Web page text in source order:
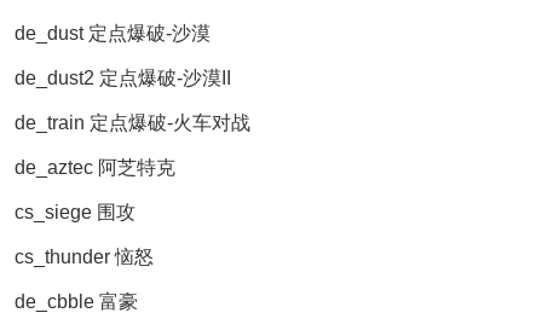
de_dust 定点爆破-沙漠
de_dust2 定点爆破-沙漠II
de_train 定点爆破-火车对战
de_aztec 阿芝特克
cs_siege 围攻
cs_thunder 恼怒
de_cbble 富豪